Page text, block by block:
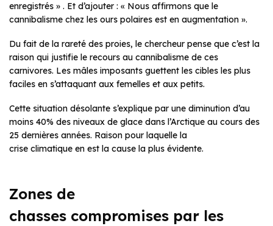
enregistrés » . Et d’ajouter : « Nous affirmons que le
cannibalisme chez les ours polaires est en augmentation ».
Du fait de la rareté des proies, le chercheur pense que c’est la
raison qui justifie le recours au cannibalisme de ces
carnivores. Les mâles imposants guettent les cibles les plus
faciles en s’attaquant aux femelles et aux petits.
Cette situation désolante s’explique par une diminution d’au
moins 40% des niveaux de glace dans l’Arctique au cours des
25 dernières années. Raison pour laquelle la
crise climatique en est la cause la plus évidente.
Zones de
chasses compromises par les